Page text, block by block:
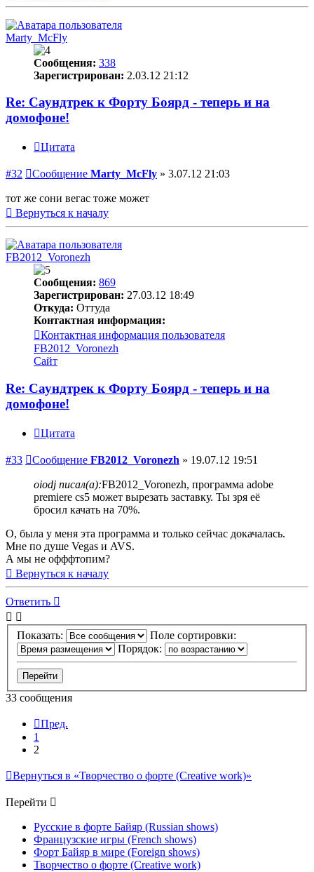
Marty_McFly
Сообщения: 338
Зарегистрирован: 2.03.12 21:12
Re: Саундтрек к Форту Боярд - теперь и на
домофоне!
Цитата
#32 Сообщение Marty_McFly » 3.07.12 21:03
тот же сони вегас тоже может
Вернуться к началу
FB2012_Voronezh
Сообщения: 869
Зарегистрирован: 27.03.12 18:49
Откуда: Оттуда
Контактная информация:
Контактная информация пользователя
FB2012_Voronezh
Сайт
Re: Саундтрек к Форту Боярд - теперь и на
домофоне!
Цитата
#33 Сообщение FB2012_Voronezh » 19.07.12 19:51
oiodj писал(а):FB2012_Voronezh, программа adobe
premiere cs5 может вырезать заставку. Ты зря её
бросил качать на 70%.
О, была у меня эта программа и только сейчас докачалась.
Мне по душе Vegas и AVS.
А мы не офффтопим?
Вернуться к началу
Ответить
Показать:
Поле сортировки:
Порядок:
33 сообщения
Пред.
1
2
Вернуться в «Творчество о форте (Creative work)»
Перейти
Русские в форте Байяр (Russian shows)
Французские игры (French shows)
Форт Байяр в мире (Foreign shows)
Творчество о форте (Creative work)